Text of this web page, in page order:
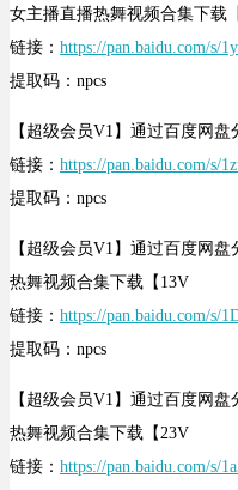
女主播直播热舞视频合集下载
链接： https://pan.baidu.com/s/
提取码：npcs
【超级会员V1】通过百度网
链接： https://pan.baidu.com/s/
提取码：npcs
【超级会员V1】通过百度网
热舞视频合集下载【13V
链接： https://pan.baidu.com/s/
提取码：npcs
【超级会员V1】通过百度网
热舞视频合集下载【23V
链接： https://pan.baidu.com/s/